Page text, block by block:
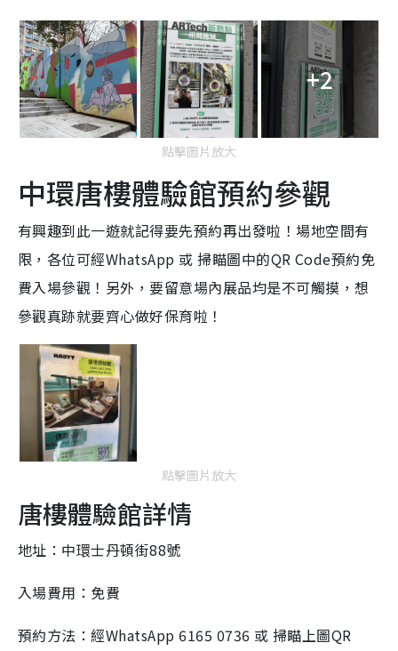
+2
點擊圖片放大
中環唐樓體驗館預約參觀
有興趣到此一遊就記得要先預約再出發啦！場地空間有
限，各位可經WhatsApp 或 掃瞄圖中的QR Code預約免
費入場參觀！另外，要留意場內展品均是不可觸摸，想
參觀真跡就要齊心做好保育啦！
點擊圖片放大
唐樓體驗館詳情
地址：中環士丹頓街88號
入場費用：免費
預約方法：經WhatsApp 6165 0736 或 掃瞄上圖QR